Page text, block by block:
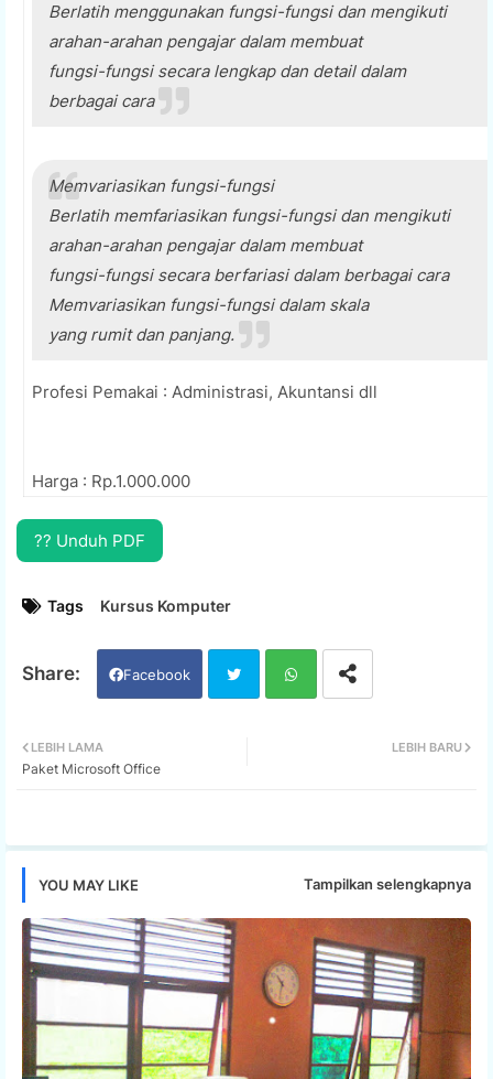
Berlatih menggunakan fungsi-fungsi dan mengikuti
arahan-arahan pengajar dalam membuat
fungsi-fungsi secara lengkap dan detail dalam
berbagai cara
Memvariasikan fungsi-fungsi
Berlatih memfariasikan fungsi-fungsi dan mengikuti
arahan-arahan pengajar dalam membuat
fungsi-fungsi secara berfariasi dalam berbagai cara
Memvariasikan fungsi-fungsi dalam skala
yang rumit dan panjang.
Profesi Pemakai : Administrasi, Akuntansi dll
Harga : Rp.1.000.000
?? Unduh PDF
Tags Kursus Komputer
Facebook
LEBIH BARU
LEBIH LAMA
Paket Microsoft Office
YOU MAY LIKE Tampilkan selengkapnya